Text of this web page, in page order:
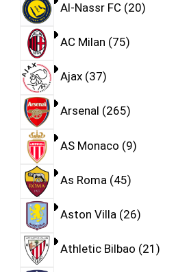
Al-Nassr FC 20
AC Milan 75
Ajax 37
Arsenal 265
AS Monaco 9
As Roma 45
Aston Villa 26
Athletic Bilbao 21